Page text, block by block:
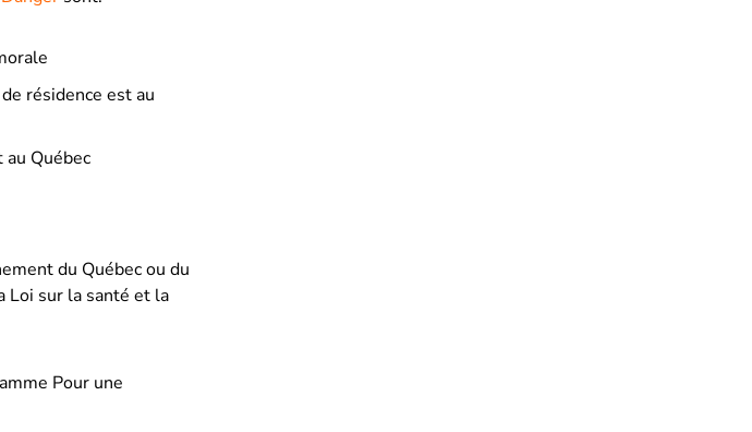
résidence est au
au Québec
du Québec ou du
Loi sur la santé et la
Pour une